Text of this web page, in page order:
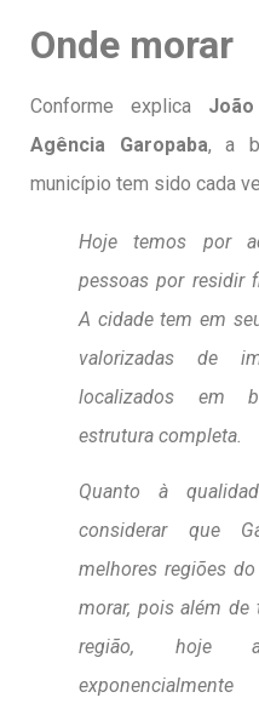
Onde morar
Conforme explica
Agência Garopaba, a
município tem sido cada
Hoje temos por
pessoas por residir
A cidade tem em
valorizadas de
localizados em
estrutura completa.
Quanto à
considerar que
melhores regiões
morar, pois além de
região, hoje